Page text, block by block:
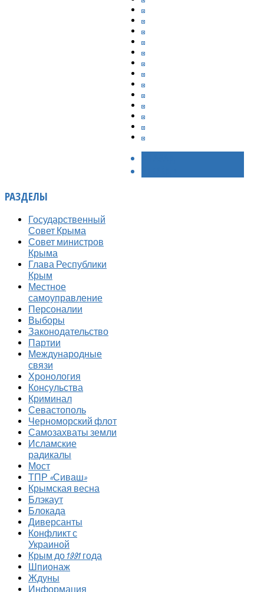
РАЗДЕЛЫ
Государственный
Совет Крыма
Совет министров
Крыма
Глава Республики
Крым
Местное
самоуправление
Персоналии
Выборы
Законодательство
Партии
Международные
связи
Хронология
Консульства
Криминал
Севастополь
Черноморский флот
Самозахваты земли
Исламские
радикалы
Мост
ТПР «Сиваш»
Крымская весна
Блэкаут
Блокада
Диверсанты
Конфликт с
Украиной
Крым до 1991 года
Шпионаж
Ждуны
Информация